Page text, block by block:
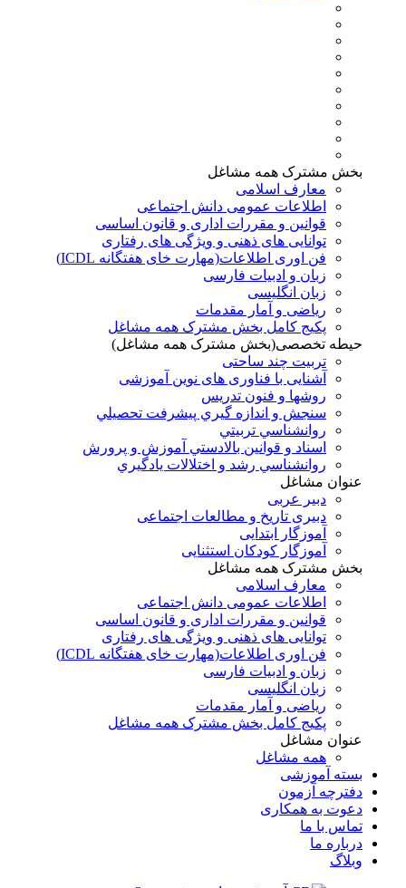
بخش مشترک همه مشاغل
معارف اسلامی
اطلاعات عمومی دانش اجتماعی
قوانین و مقررات اداری و قانون اساسی
توانایی های ذهنی و ویژگی های رفتاری
فن اوری اطلاعات(مهارت خای هفتگانه ICDL)
زبان و ادبیات فارسی
زبان انگلیسی
ریاضی و آمار مقدمات
پکیج کامل بخش مشترک همه مشاغل
حیطه تخصصی(بخش مشترک همه مشاغل)
تربیت چند ساحتی
آشنایی با فناوری های نوین آموزشی
روشها و فنون تدريس
سنجش و اندازه گيري پيشرفت تحصيلي
روانشناسي تربيتي
اسناد و قوانين بالادستي آموزش و پرورش
روانشناسي رشد و اختلالات يادگيري
عنوان مشاغل
دبير عربی
دبیری تاریخ و مطالعات اجتماعی
آموزگار ابتدایی
آموزگار کودکان استثنایی
بخش مشترک همه مشاغل
معارف اسلامی
اطلاعات عمومی دانش اجتماعی
قوانین و مقررات اداری و قانون اساسی
توانایی های ذهنی و ویژگی های رفتاری
فن اوری اطلاعات(مهارت خای هفتگانه ICDL)
زبان و ادبیات فارسی
زبان انگلیسی
ریاضی و آمار مقدمات
پکیج کامل بخش مشترک همه مشاغل
عنوان مشاغل
همه مشاغل
بسته آموزشی
دفترچه آزمون
دعوت به همکاری
تماس با ما
درباره ما
وبلاگ